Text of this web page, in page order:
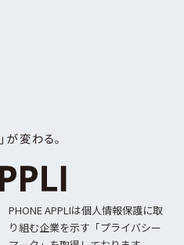
PHONE APPLIは個人情報保護に取
り組む企業を示す「プライバシー